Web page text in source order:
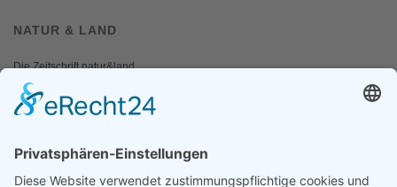
NATUR & LAND
Die Zeitschrift natur&land
Archiv
Mediadaten
Fotos und Logos